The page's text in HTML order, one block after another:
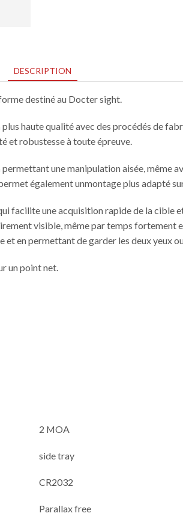
DESCRIPTION
destiné au Docter sight.
haute qualité avec des procédés de
et robustesse à toute épreuve.
une manipulation aisée, même
également unmontage plus adapté
facilite une acquisition rapide de la cible
visible, même par temps fortement
et en permettant de garder les deux yeux
un point net.
2 MOA
side tray
CR2032
Parallax free